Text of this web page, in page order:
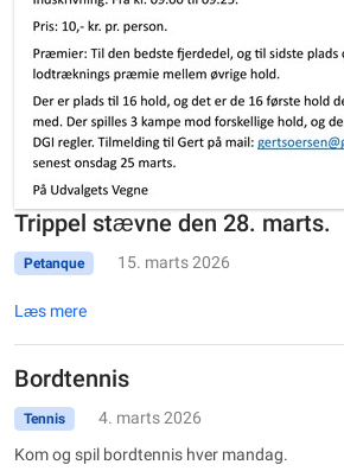
Trippel stævne den 28. marts.
Petanque 15. marts 2026
Læs mere
Bordtennis
Tennis
4. marts 2026
Kom og spil bordtennis hver mandag.